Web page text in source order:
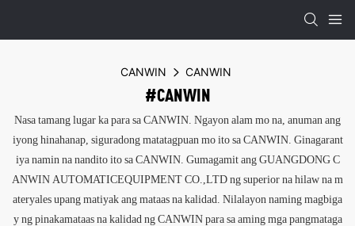
CANWIN CANWIN
#CANWIN
Nasa tamang lugar ka para sa CANWIN. Ngayon alam mo na, anuman ang
iyong hinahanap, siguradong matatagpuan mo ito sa CANWIN. Ginagarant
iya namin na nandito ito sa CANWIN. Gumagamit ang GUANGDONG C
ANWIN AUTOMATICEQUIPMENT CO.,LTD ng superior na hilaw na m
ateryales upang matiyak ang mataas na kalidad. Nilalayon naming magbiga
y ng pinakamataas na kalidad ng CANWIN para sa aming mga pangmataga